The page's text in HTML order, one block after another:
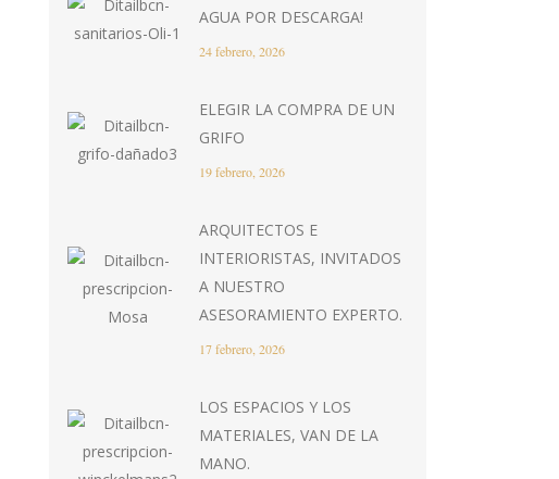
AGUA POR DESCARGA!
24 febrero, 2026
ELEGIR LA COMPRA DE UN
GRIFO
19 febrero, 2026
ARQUITECTOS E
INTERIORISTAS, INVITADOS
A NUESTRO
ASESORAMIENTO EXPERTO.
17 febrero, 2026
LOS ESPACIOS Y LOS
MATERIALES, VAN DE LA
MANO.